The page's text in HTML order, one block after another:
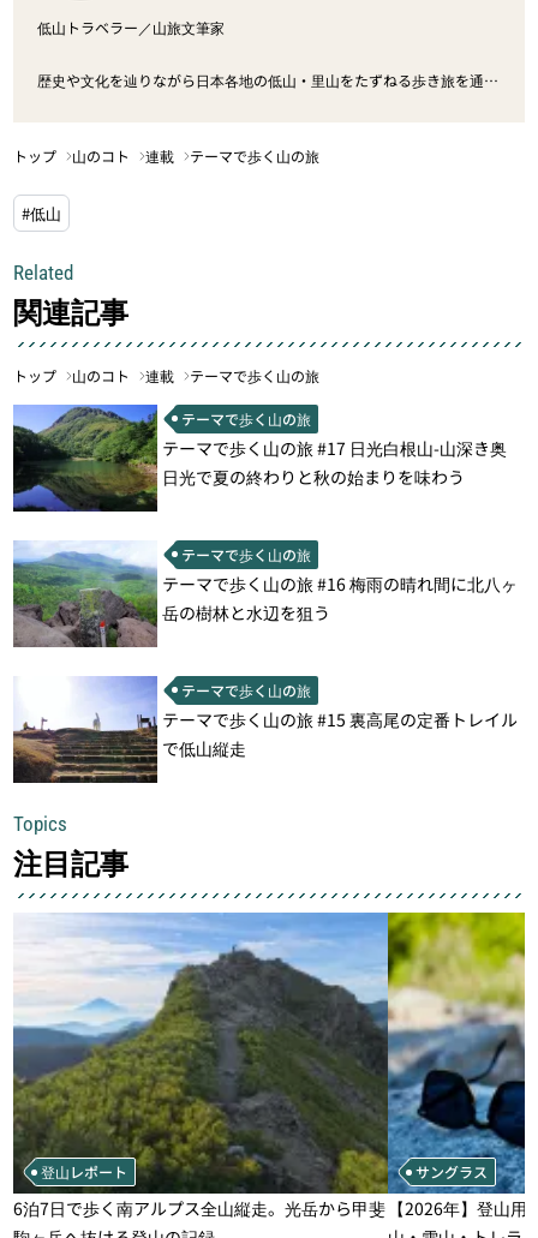
低山トラベラー／山旅文筆家
歴史や文化を辿りながら日本各地の低山・里山をたずねる歩き旅を通
しさを、文筆・写真・講演などで伝えている。
2016年4月よりNHKラジオ深夜便「旅の達人～低い山を目指せ！」を担
当、2022年10月よりLuckyFM茨城放送「LUCKY OUTDOOR STYLE」番
組パーソナリティに就任。NHKBS「にっぽん百名山」では2021年1月
にふたたび雲取山の案内人として出演。また、NHKBS「にっぽん百低
山」では2024年3月放送の総集編にゲスト出演した。 著書に『低山ト
ラベル』『とっておき！低山トラベル』（ともに二見書房）をはじめ、
誌をはじめ一般誌や新聞などの寄稿・連載、登山講座やスタディツアー
講師、地域活性領域の講演会やプロジェクト参画など、精力的に活動
中。NPO法人日本トレッキング協会常任理事。宮城県出身。
トップ 山のコト 連載 テーマで歩く山の旅
#低山
Related
関連記事
トップ 山のコト 連載 テーマで歩く山の旅
テーマで歩く山の旅
テーマで歩く山の旅 #17 日光白根山-山深き奥
日光で夏の終わりと秋の始まりを味わう
テーマで歩く山の旅
テーマで歩く山の旅 #16 梅雨の晴れ間に北八ヶ
岳の樹林と水辺を狙う
テーマで歩く山の旅
テーマで歩く山の旅 #15 裏高尾の定番トレイル
で低山縦走
Topics
注目記事
登山レポート
6泊7日で歩く南アルプス全山縦走。光岳から甲斐
サングラス
【2026年】登山